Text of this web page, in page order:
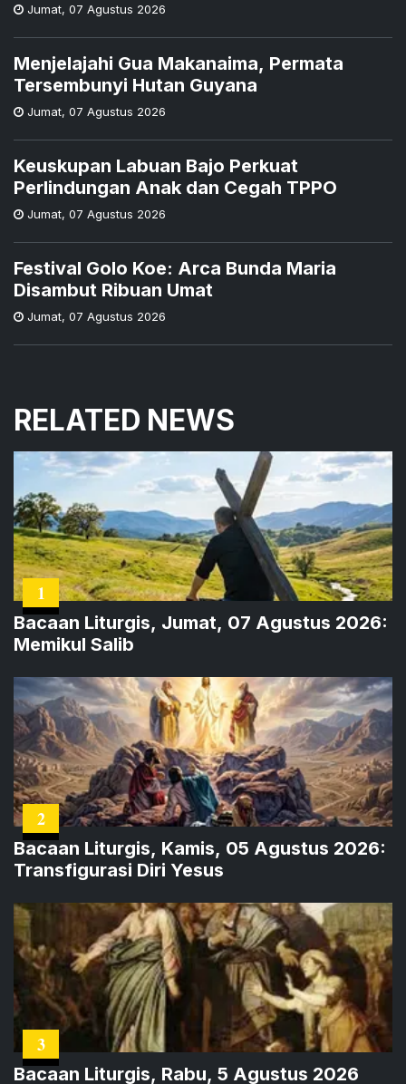
Jumat, 07 Agustus 2026
Menjelajahi Gua Makanaima, Permata
Tersembunyi Hutan Guyana
Jumat, 07 Agustus 2026
Keuskupan Labuan Bajo Perkuat
Perlindungan Anak dan Cegah TPPO
Jumat, 07 Agustus 2026
Festival Golo Koe: Arca Bunda Maria
Disambut Ribuan Umat
Jumat, 07 Agustus 2026
RELATED NEWS
1
Bacaan Liturgis, Jumat, 07 Agustus 2026:
Memikul Salib
2
Bacaan Liturgis, Kamis, 05 Agustus 2026:
Transfigurasi Diri Yesus
3
Bacaan Liturgis, Rabu, 5 Agustus 2026